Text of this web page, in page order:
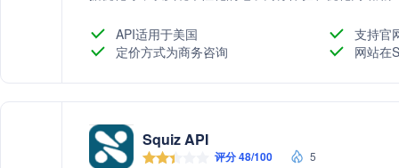
API适用于美国
支持官
定价方式为商务咨询
网站在
Squiz API
评分 48/100 5